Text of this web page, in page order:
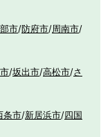
市/防府市/周南市/
/坂出市/高松市/さ
条市/新居浜市/四国